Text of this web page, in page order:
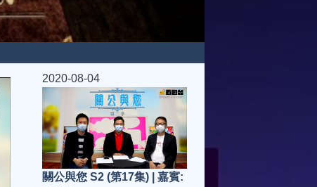
2020-08-04
關公與您 S2 (第17集) | 嘉賓: